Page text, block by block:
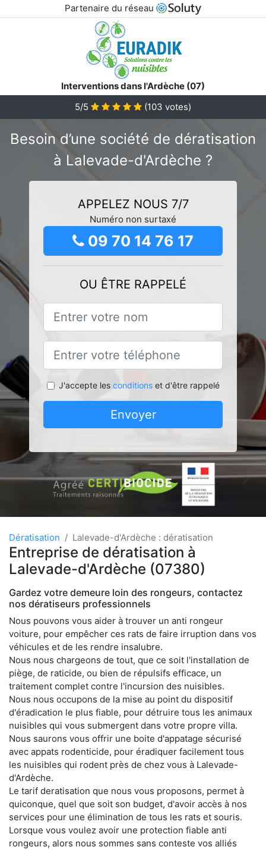
Partenaire du réseau
Interventions dans l'Ardèche (07)
5/5
(103 votes)
Besoin d’une société de dératisation
à Lalevade-d'Ardèche ?
APPELEZ NOUS 7/7
Numéro non surtaxé
09 70 14 76 17
OU ÊTRE RAPPELÉ
J'accepte les conditionset d'être rappelé
Envoyer
Dératisation Lalevade-d'Ardèche : dératisation
Entreprise de dératisation à
Lalevade-d'Ardèche (07380)
Gardez votre demeure loin des rongeurs, contactez
nos dératiseurs professionnels
Nous pouvons vous aider à trouver un anti rongeur
voiture, pour empêcher ces rats de faire irruption dans vos
véhicules et de les rendre insalubre.
Nous nous chargeons de tout, que ce soit l'installation de
piège, de raticide, ou bien de répulsifs efficace, un
traitement complet contre l'incursion des nuisibles.
Nous nous occupons de la mise au point du dispositif
d'éradication le plus fiable, pour détruire tous les animaux
nuisibles qui vous submergent dans votre propre villa.
Nous saurons vous offrir une boite d'appatage sécurisé
avec appats rodenticide, pour éradiquer facilement tous
les nuisibles qui rodent près de chez vous à Lalevade-
d'Ardèche.
Le tarif deratisation que nous vous proposons, permet à
quiconque, quel que soit son budget, d'avoir accès à nos
services pour une élimination de tous les rats et souris.
Lorsque vous voulez avoir une protection fiable anti
rongeurs, alors nous sommes sans conteste vos alliés